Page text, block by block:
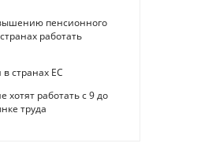
пенсионного
работать
странах ЕС
хотят работать с 9 до
труда